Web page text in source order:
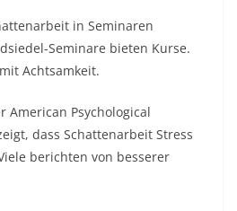
in Seminaren
Seminare bieten Kurse.
Achtsamkeit.​
American Psychological
dass Schattenarbeit Stress
berichten von besserer